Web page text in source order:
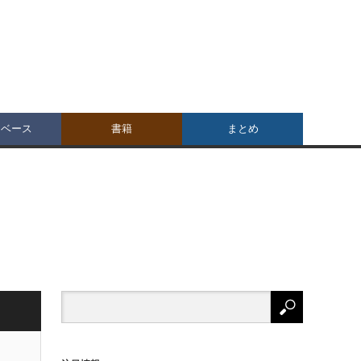
ース 書籍 まとめ